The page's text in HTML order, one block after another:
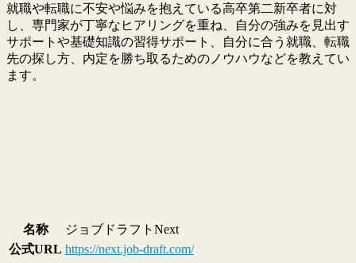
就職や転職に不安や悩みを抱えている高卒第二新卒者に対
し、専門家が丁寧なヒアリングを重ね、自分の強みを見出す
サポートや基礎知識の習得サポート、自分に合う就職、転職
先の探し方、内定を勝ち取るためのノウハウなどを教えてい
ます。
名称
ジョブドラフトNext
公式URL https://next.job-draft.com/